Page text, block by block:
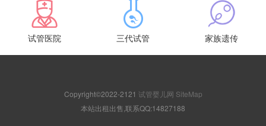
试管医院 三代试管 家族遗传
Copyright©2022-2121 试管婴儿网 SiteMap
本站出租出售,联系QQ:14827188